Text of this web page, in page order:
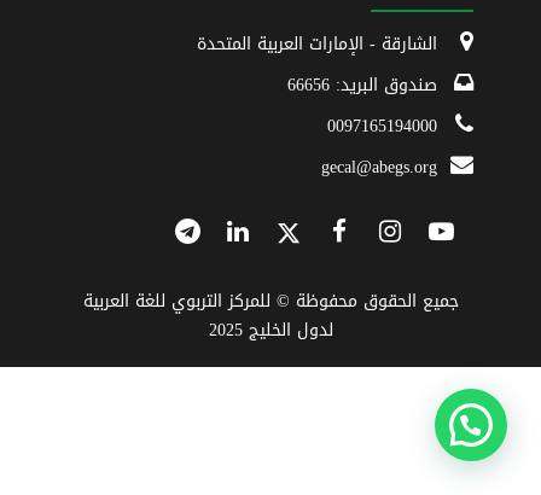
الشارقة - الإمارات العربية المتحدة
صندوق البريد: 66656
0097165194000
gecal@abegs.org
جميع الحقوق محفوظة © للمركز التربوي للغة العربية
لدول الخليج 2025